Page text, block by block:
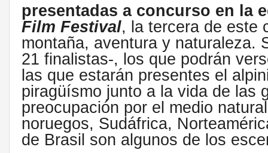
presentadas a concurso en la
Film Festival, la tercera de este
montaña, aventura y naturaleza.
21 finalistas-, los que podrán
las que estarán presentes el
piragüísmo junto a la vida de las
preocupación por el medio
noruegos, Sudáfrica,
de Brasil son algunos de los